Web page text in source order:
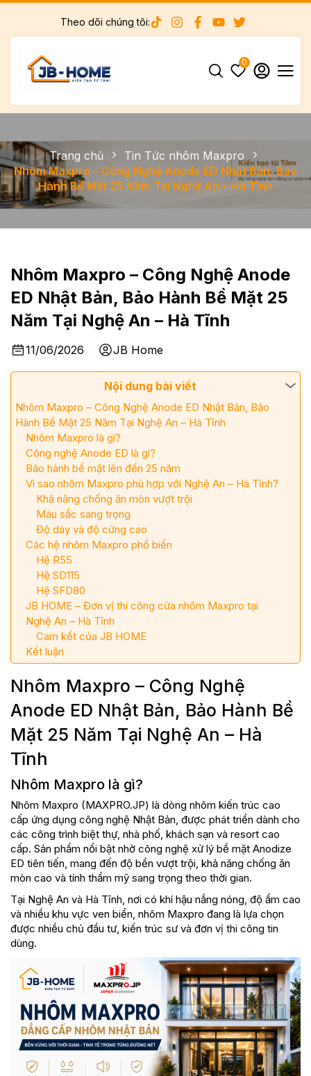
Theo dõi chúng tôi:
0
Trang chủ
Tin Tức nhôm Maxpro
Nhôm Maxpro – Công Nghệ Anode ED Nhật Bản, Bảo
Hành Bề Mặt 25 Năm Tại Nghệ An – Hà Tĩnh
Nhôm Maxpro – Công Nghệ Anode
ED Nhật Bản, Bảo Hành Bề Mặt 25
Năm Tại Nghệ An – Hà Tĩnh
11/06/2026 JB Home
Nội dung bài viết
Nhôm Maxpro – Công Nghệ Anode ED Nhật Bản, Bảo
Hành Bề Mặt 25 Năm Tại Nghệ An – Hà Tĩnh
Nhôm Maxpro là gì?
Công nghệ Anode ED là gì?
Bảo hành bề mặt lên đến 25 năm
Vì sao nhôm Maxpro phù hợp với Nghệ An – Hà Tĩnh?
Khả năng chống ăn mòn vượt trội
Màu sắc sang trọng
Độ dày và độ cứng cao
Các hệ nhôm Maxpro phổ biến
Hệ R55
Hệ SD115
Hệ SFD80
JB HOME – Đơn vị thi công cửa nhôm Maxpro tại
Nghệ An – Hà Tĩnh
Cam kết của JB HOME
Kết luận
Nhôm Maxpro – Công Nghệ
Anode ED Nhật Bản, Bảo Hành Bề
Mặt 25 Năm Tại Nghệ An – Hà
Tĩnh
Nhôm Maxpro là gì?
Nhôm Maxpro (MAXPRO.JP) là dòng nhôm kiến trúc cao
cấp ứng dụng công nghệ Nhật Bản, được phát triển dành cho
các công trình biệt thự, nhà phố, khách sạn và resort cao
cấp. Sản phẩm nổi bật nhờ công nghệ xử lý bề mặt Anodize
ED tiên tiến, mang đến độ bền vượt trội, khả năng chống ăn
mòn cao và tính thẩm mỹ sang trọng theo thời gian.
Tại Nghệ An và Hà Tĩnh, nơi có khí hậu nắng nóng, độ ẩm cao
và nhiều khu vực ven biển, nhôm Maxpro đang là lựa chọn
được nhiều chủ đầu tư, kiến trúc sư và đơn vị thi công tin
dùng.